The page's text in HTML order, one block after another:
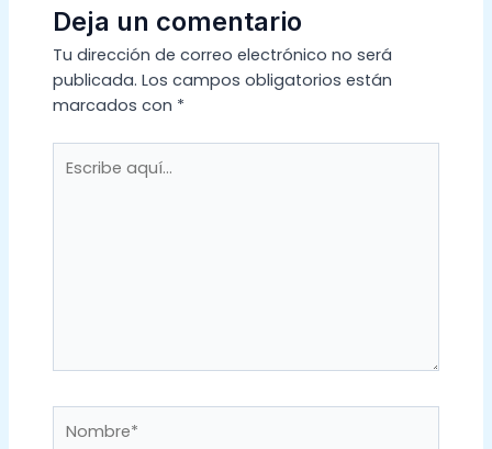
Deja un comentario
Tu dirección de correo electrónico no será
publicada. Los campos obligatorios están
marcados con *
aquí...